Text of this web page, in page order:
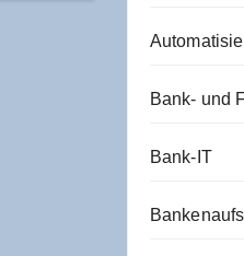
Bank- und
Bank-IT